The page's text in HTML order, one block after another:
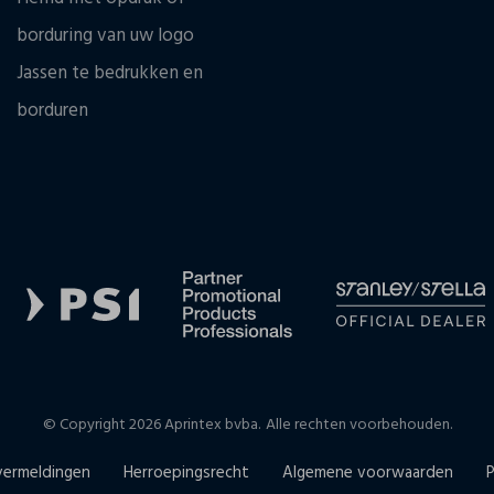
borduring van uw logo
Jassen te bedrukken en
borduren
© Copyright 2026 Aprintex bvba. Alle rechten voorbehouden.
Herroepingsrecht Algemene voorwaarden